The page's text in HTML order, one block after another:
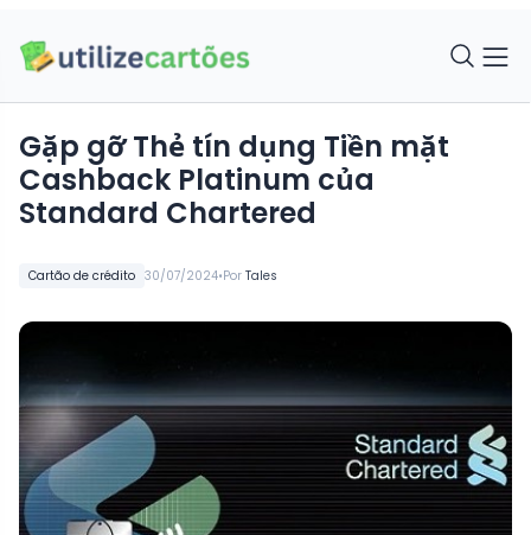
Cartão de crédito 30/07/2024•Por Tales
Gặp gỡ Thẻ tín dụng Tiền mặt
Cashback Platinum của
Standard Chartered